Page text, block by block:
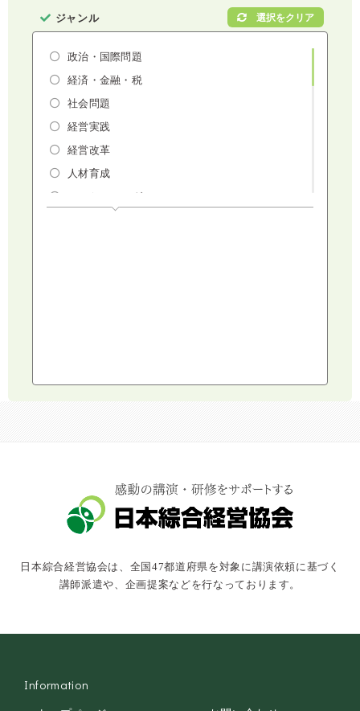
ジャンル
政治・国際問題
経済・金融・税
社会問題
経営実践
経営改革
人材育成
マーケティング
コミュニケーション・話し方
キャスター・アナウンサー
俳優・タレント・モデル
落語・講談・色物
安全大会
日本綜合経営協会は、全国47都道府県を対象に講演依頼に基づく
講師派遣や、企画提案などを行なっております。
Information